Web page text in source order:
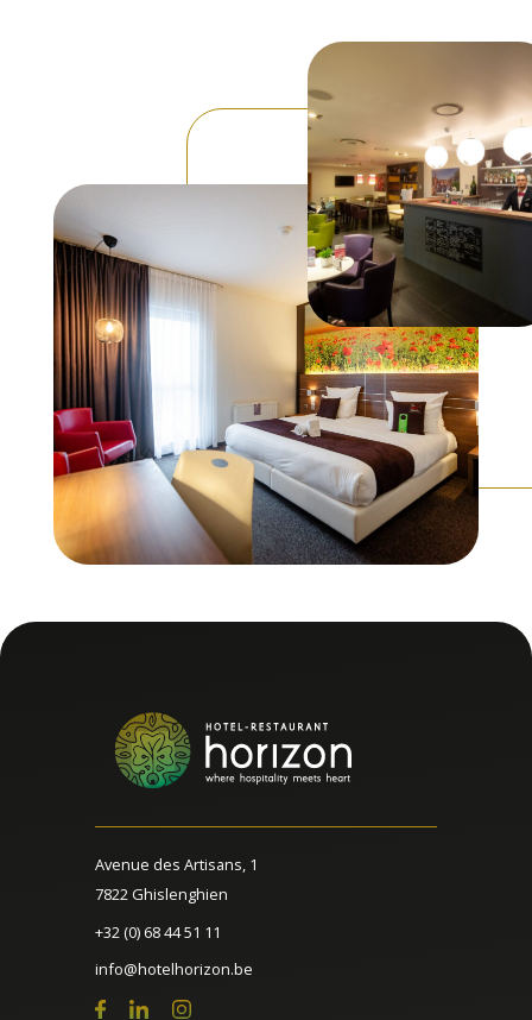
Avenue des Artisans, 1
7822 Ghislenghien
+32 (0) 68 44 51 11
info@hotelhorizon.be